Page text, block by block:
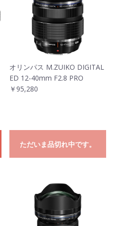
オリンパス M.ZUIKO DIGITAL
ED 12-40mm F2.8 PRO
￥95,280
ただいま品切れ中です。
カートへ進む